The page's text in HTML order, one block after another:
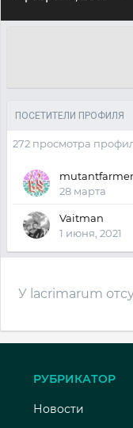
ПОСЕТИТЕЛИ ПРОФИЛЯ
272 просмотра
mutantfarmer
28 марта
Vaitman
1 июня, 2021
У lacrimarum
РУБРИКАТОР
Новости